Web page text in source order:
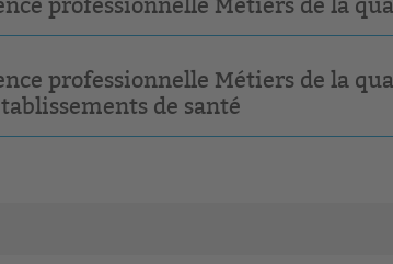
professionnelle Métiers de la
de santé